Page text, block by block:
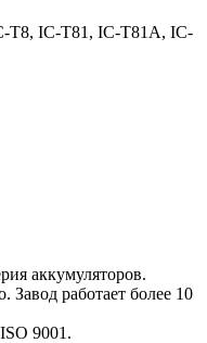
T8, IC-T81, IC-T81A, IC-
аккумуляторов.
Завод работает более 10
9001.